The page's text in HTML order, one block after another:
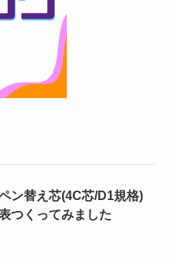
ン替え芯(4C芯/D1規格)
つくってみました